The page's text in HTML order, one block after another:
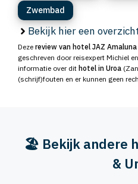
Zwembad
Bekijk hier een
Deze review van hotel JAZ
geschreven door reisexpert Michiel
informatie over dit hotel in Uroa
(schrijf)fouten en er kunnen geen
🏖️ Bekijk andere
&